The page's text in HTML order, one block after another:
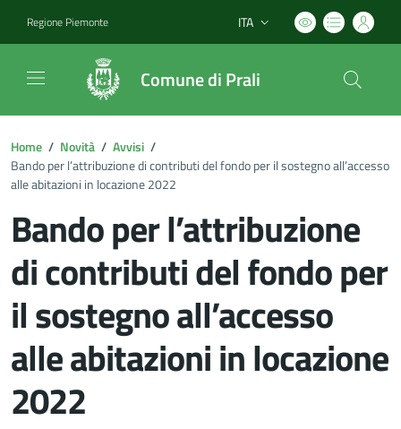
Regione Piemonte Lingua attiva:
ITA
Comune di Prali
Home / Novità / Avvisi /
Bando per l’attribuzione di contributi del fondo per il sostegno all’accesso
alle abitazioni in locazione 2022
Bando per l’attribuzione
di contributi del fondo per
il sostegno all’accesso
alle abitazioni in locazione
2022